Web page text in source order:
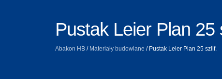
Pustak Leier Plan 25
Abakon HB / Materiały budowlane / Pustak Leier Plan 25 szlif.